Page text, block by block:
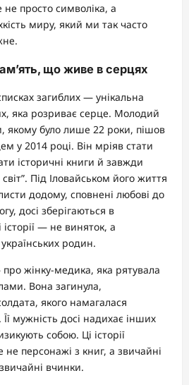
не просто символіка, а
миру, який ми так часто
що живе в серцях
загиблих — унікальна
яка розриває серце. Молодий
якому було лише 22 роки, пішов
у 2014 році. Він мріяв стати
історичні книги й завжди
Під Іловайськом його життя
додому, сповнені любові до
досі зберігаються в
історії — не виняток, а
родин.
жінку-медика, яка рятувала
Вона загинула,
якого намагалася
мужність досі надихає інших
собою. Ці історії
персонажі з книг, а звичайні
вчинки.